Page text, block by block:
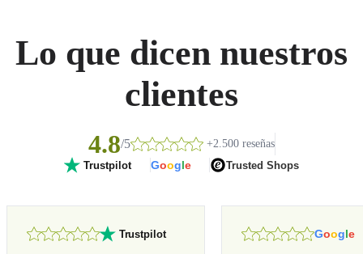
Lo que dicen nuestros
clientes
4.8/5 +2.500 reseñas
Trustpilot Google Trusted Shops
Trustpilot Google